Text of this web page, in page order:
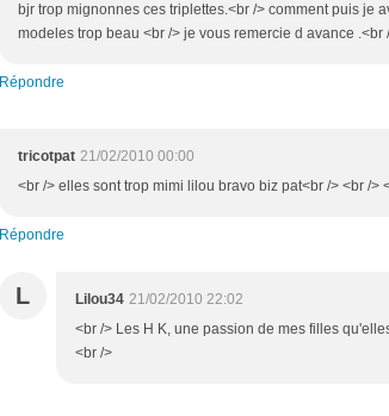
bjr trop mignonnes ces triplettes.<br /> comment puis je
modeles trop beau <br /> je vous remercie d avance .<br
Répondre
tricotpat 21/02/2010 00:00
<br /> elles sont trop mimi lilou bravo biz pat<br /> <br />
Répondre
L Lilou34 21/02/2010 22:02
<br /> Les H K, une passion de mes filles
<br />